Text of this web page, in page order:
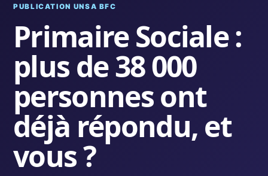
PUBLICATION UNSA BFC
Primaire Sociale :
plus de 38 000
personnes ont
déjà répondu, et
vous ?